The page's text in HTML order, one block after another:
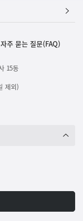
자주 묻는 질문(FAQ)
15동
제외)